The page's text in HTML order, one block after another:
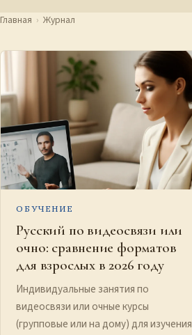
Главная › Журнал
ОБУЧЕНИЕ
Русский по видеосвязи или
очно: сравнение форматов
для взрослых в 2026 году
Индивидуальные занятия по
видеосвязи или очные курсы
(групповые или на дому) для изучения